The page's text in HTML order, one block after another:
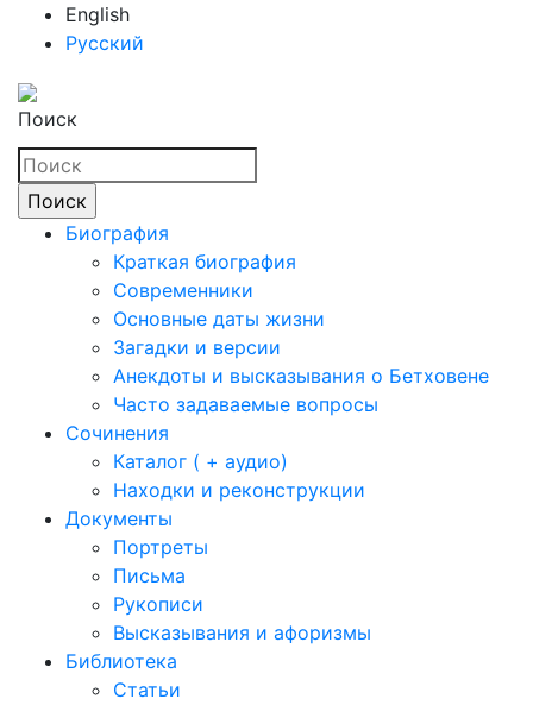
English
Русский
Поиск
Биография
Краткая биография
Современники
Основные даты жизни
Загадки и версии
Анекдоты и высказывания о Бетховене
Часто задаваемые вопросы
Сочинения
Каталог ( + аудио)
Находки и реконструкции
Документы
Портреты
Письма
Рукописи
Высказывания и афоризмы
Библиотека
Статьи